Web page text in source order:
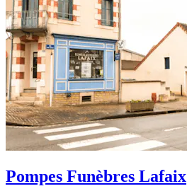
Pompes Funèbres Lafaix